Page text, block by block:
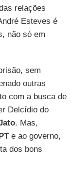
relações
Esteves é
não só em
sem
outras
com a busca de
Delcídio do
. Mas,
e ao governo,
dos bons